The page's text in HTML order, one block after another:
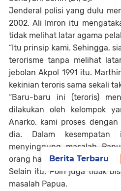
Jenderal polisi yang dulu
2002, Ali Imron itu
tidak melihat latar agama
“Itu prinsip kami. Sehingga,
terorisme tanpa melihat
jebolan Akpol 1991 itu.
kekinian teroris sama sekali
“Baru-baru ini (teroris)
dilakukan oleh kelompok
Anarko, kami proses
dia. Dalam kesempatan
menyinggung masalah
orang harus melihat dari sisi
Selain itu, Polri juga tidak
masalah Papua.
Berita Terbaru